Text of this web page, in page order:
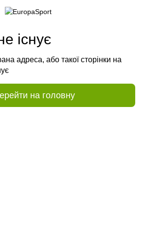
існує
адреса, або такої сторінки на
на головну